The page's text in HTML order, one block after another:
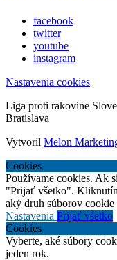
facebook
twitter
youtube
instagram
Nastavenia cookies
Liga proti rakovine
Bratislava
Vytvoril Melon
Cookies
Používame cookies. Ak
"Prijať všetko".
aký druh súborov
Nastavenia Prijať všetko
Cookies
Vyberte, aké súbory
jeden rok.